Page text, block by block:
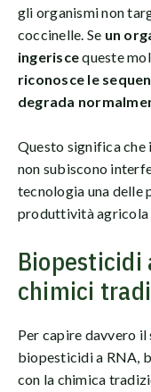
gli organismi non
coccinelle. Se un
ingeriscequeste
riconosce le
degrada
Questo significa che
non subiscono
tecnologia una delle
produttività agricola
Biopesticidi
chimici
Per capire davvero
biopesticidi a RNA,
con la chimica